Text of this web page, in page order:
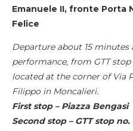
Emanuele II, fronte Porta
Felice
Departure about 15
performance, from GTT stop
located at the corner of Via
Filippo in Moncalieri.
First stop – Piazza Bengasi
Second stop – GTT stop